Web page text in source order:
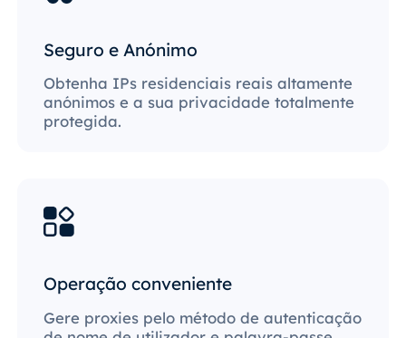
Seguro e Anónimo
Obtenha IPs residenciais reais altamente
anónimos e a sua privacidade totalmente
protegida.
Operação conveniente
Gere proxies pelo método de autenticação